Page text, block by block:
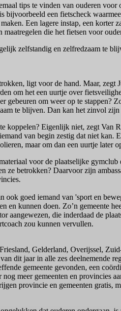
tips te vinden van ouderen voor
bijvoorbeeld een fietscheck
Een lagere instap, een korter
die het fietsen voor
zelfstandig en zelfredzaam te
ligt voor de hand. Maar,
om het een uurtje over
gebeuren om weer op te stappen?
te blijven. Dan kan het zinvol
koppelen? Eigenlijk niet, zegt Van
van begin zestig dat niet
maar om dan een uurtje later
voor de plaatselijke gymclub
ze betrokken? Daarvoor zijn
ook goed iemand van 'sport en
en kunnen doen. Zo’n gemeente
aangewezen, die inderdaad de
zou kunnen vervullen.
Gelderland, Overijssel,
dit jaar in alle zes deelnemende
gemeente gevonden, een
meer gemeenten en provincies
provincie en gemeenten gratis,